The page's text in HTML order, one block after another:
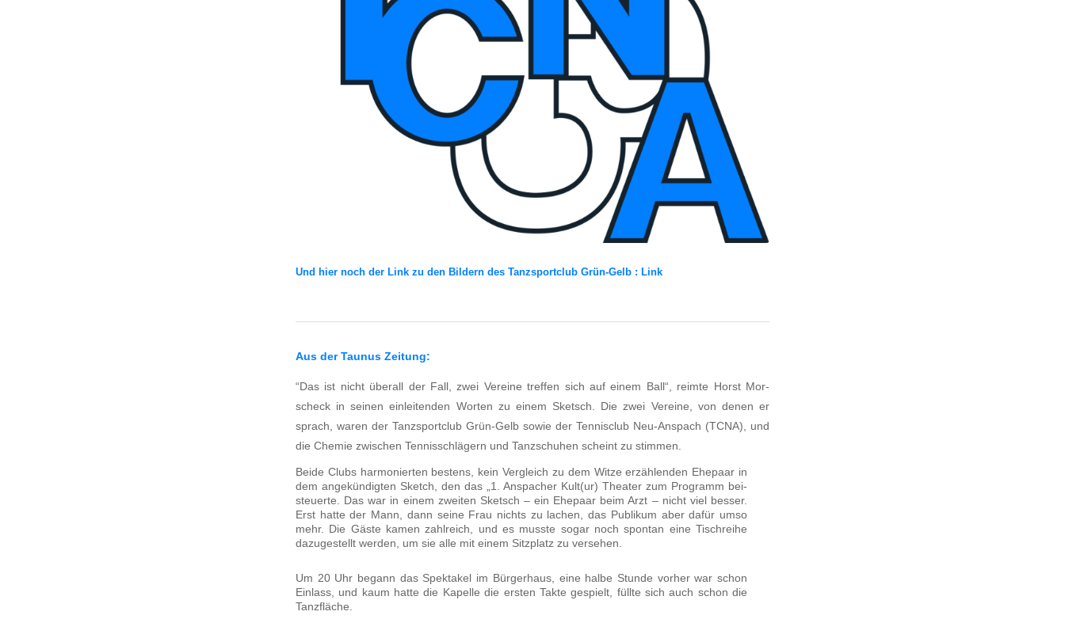
Und hier noch der Link zu den Bil­dern des Tanz­sport­club Grün-Gelb : Link
Aus der Tau­nus Zei­tung:
“Das ist nicht über­all der Fall, zwei Ver­ei­ne tref­fen sich auf einem Ball“, reim­te Horst Mor­
scheck in sei­nen ein­lei­ten­den Wor­ten zu einem Sketsch. Die zwei Ver­ei­ne, von denen er
sprach, waren der Tanz­sport­club Grün-Gelb sowie der Ten­nis­club Neu-Anspach (TCNA), und
die Che­mie zwi­schen Ten­nis­schlä­gern und Tanz­schu­hen scheint zu stim­men.
Bei­de Clubs har­mo­nier­ten bes­tens, kein Ver­gleich zu dem Wit­ze erzäh­len­den Ehe­paar in
dem ange­kün­dig­ten Sketch, den das „1. Anspa­cher Kult(ur) Thea­ter zum Pro­gramm bei­
steu­er­te. Das war in einem zwei­ten Sketsch – ein Ehe­paar beim Arzt – nicht viel bes­ser.
Erst hat­te der Mann, dann sei­ne Frau nichts zu lachen, das Publi­kum aber dafür umso
mehr. Die Gäs­te kamen zahl­reich, und es muss­te sogar noch spon­tan eine Tisch­rei­he
dazu­ge­stellt wer­den, um sie alle mit einem Sitz­platz zu ver­se­hen.
Um 20 Uhr begann das Spek­ta­kel im Bür­ger­haus, eine hal­be Stun­de vor­her war schon
Ein­lass, und kaum hat­te die Kapel­le die ers­ten Tak­te gespielt, füll­te sich auch schon die
Tanz­flä­che.